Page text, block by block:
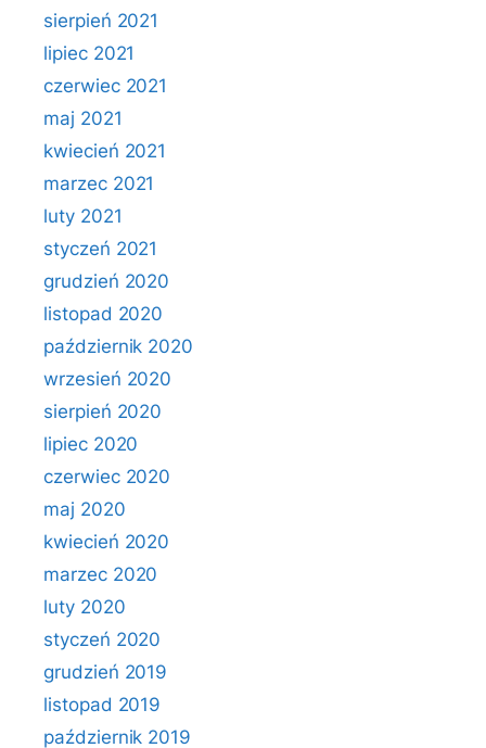
sierpień 2021
lipiec 2021
czerwiec 2021
maj 2021
kwiecień 2021
marzec 2021
luty 2021
styczeń 2021
grudzień 2020
listopad 2020
październik 2020
wrzesień 2020
sierpień 2020
lipiec 2020
czerwiec 2020
maj 2020
kwiecień 2020
marzec 2020
luty 2020
styczeń 2020
grudzień 2019
listopad 2019
październik 2019